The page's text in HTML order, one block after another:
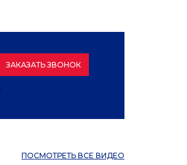
ЗАКАЗАТЬ ЗВОНОК
ПОСМОТРЕТЬ ВСЕ ВИДЕО